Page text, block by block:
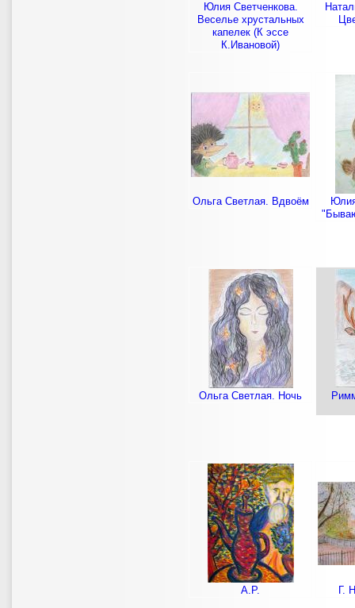
Юлия Светченкова.
Веселье хрустальных
капелек (К эссе
К.Ивановой)
Ольга Светлая. Вдвоём
Ольга Светлая. Ночь
А.Р. Г.